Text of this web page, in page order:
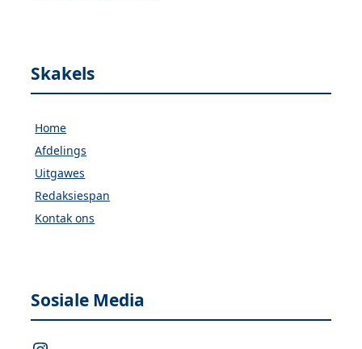
Skakels
Home
Afdelings
Uitgawes
Redaksiespan
Kontak ons
Sosiale Media